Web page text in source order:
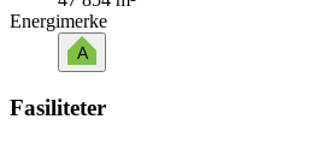
Energimerke
A
Fasiliteter